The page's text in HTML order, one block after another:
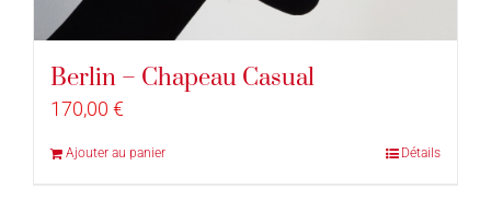
Berlin – Chapeau Casual
170,00 €
Ajouter au panier Détails